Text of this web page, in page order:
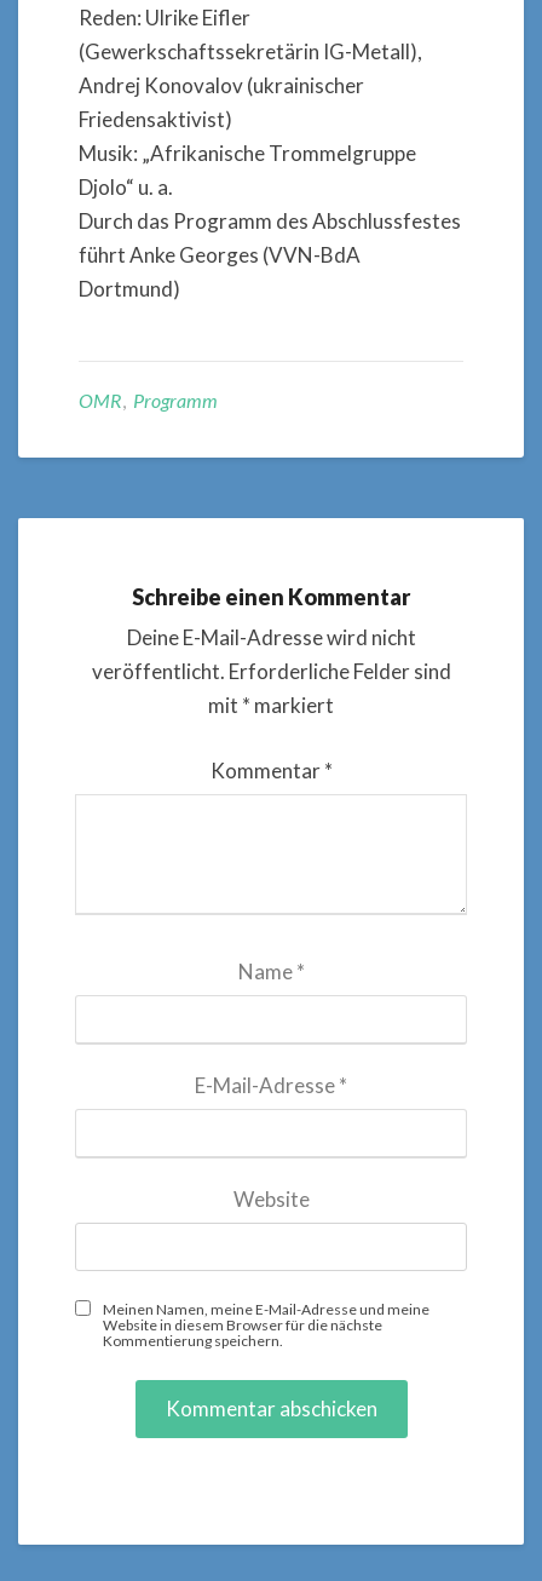
Reden: Ulrike Eifler
(Gewerkschaftssekretärin IG-Metall),
Andrej Konovalov (ukrainischer
Friedensaktivist)
Musik: „Afrikanische Trommelgruppe
Djolo“ u. a.
Durch das Programm des Abschlussfestes
führt Anke Georges (VVN-BdA
Dortmund)
OMR, Programm
Schreibe einen Kommentar
Deine E-Mail-Adresse wird nicht
veröffentlicht. Erforderliche Felder sind
mit * markiert
Kommentar*
Name*
E-Mail-Adresse*
Website
Meinen Namen, meine E-Mail-Adresse und meine
Website in diesem Browser für die nächste
Kommentierung speichern.